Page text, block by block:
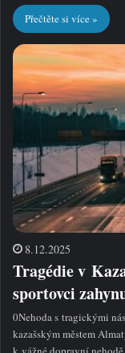
Přečtěte si více »
8.12.2025
Tragédie v
sportovci
0Nehoda s tragickými
kazašským městem